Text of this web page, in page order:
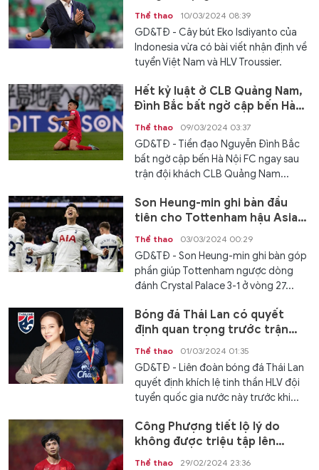
Troussier'
Thể thao 10/03/2024 08:39
GD&TĐ - Cây bút Eko Isdiyanto của
Indonesia vừa có bài viết nhận định về
tuyển Việt Nam và HLV Troussier.
Hết kỷ luật ở CLB Quảng Nam,
Đình Bắc bất ngờ cập bến Hà
Nội FC
Thể thao 09/03/2024 03:37
GD&TĐ - Tiền đạo Nguyễn Đình Bắc
bất ngờ cập bến Hà Nội FC ngay sau
trận đội khách CLB Quảng Nam...
Son Heung-min ghi bàn đầu
tiên cho Tottenham hậu Asian
Cup 2023
Thể thao 03/03/2024 00:29
GD&TĐ - Son Heung-min ghi bàn góp
phần giúp Tottenham ngược dòng
đánh Crystal Palace 3-1 ở vòng 27...
Bóng đá Thái Lan có quyết
định quan trọng trước trận
gặp Hàn Quốc
Thể thao 01/03/2024 01:35
GD&TĐ - Liên đoàn bóng đá Thái Lan
quyết định khích lệ tinh thần HLV đội
tuyển quốc gia nước này trước khi...
Công Phượng tiết lộ lý do
không được triệu tập lên
tuyển Việt Nam
Thể thao 29/02/2024 23:36